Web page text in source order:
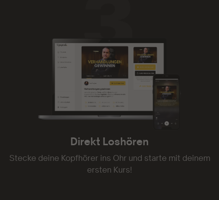
Direkt Loshören
Stecke deine Kopfhörer ins Ohr und starte mit deinem
ersten Kurs!